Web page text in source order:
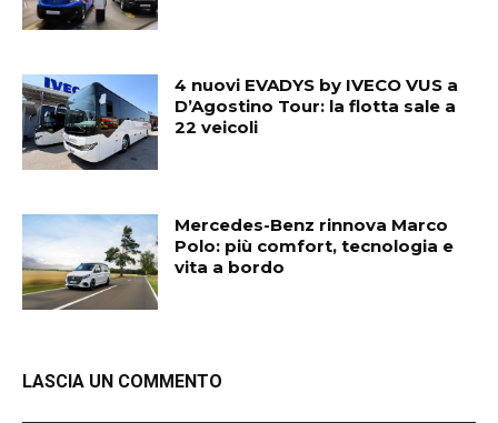
4 nuovi EVADYS by IVECO VUS a
D’Agostino Tour: la flotta sale a
22 veicoli
Mercedes-Benz rinnova Marco
Polo: più comfort, tecnologia e
vita a bordo
LASCIA UN COMMENTO